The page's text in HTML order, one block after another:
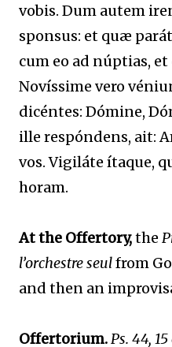
vobis. Dum autem
sponsus: et quæ
cum eo ad núptias, et
Novíssime vero
dicéntes: Dómine,
ille respóndens, ait:
vos. Vigiláte ítaque,
horam.
At the Offertory,the
l’orchestreseulfrom
and then an
Offertorium. Ps. 44, 15